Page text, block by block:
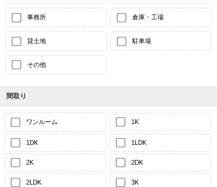
事務所 倉庫・工場
貸土地 駐車場
その他
間取り
ワンルーム 1K
1DK 1LDK
2K 2DK
2LDK 3K